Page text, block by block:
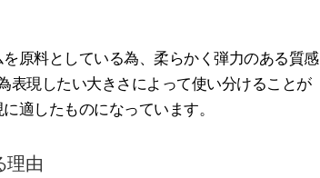
原料としている為、柔らかく弾力のある質感
表現したい大きさによって使い分けることが
適したものになっています。
理由